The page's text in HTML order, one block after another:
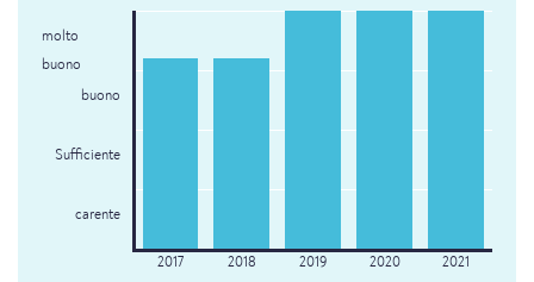
molto
buono
buono
Sufficiente
carente